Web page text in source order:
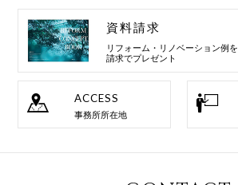
資料請求
リフォーム・リノベーション例を
請求でプレゼント
ACCESS
事務所所在地